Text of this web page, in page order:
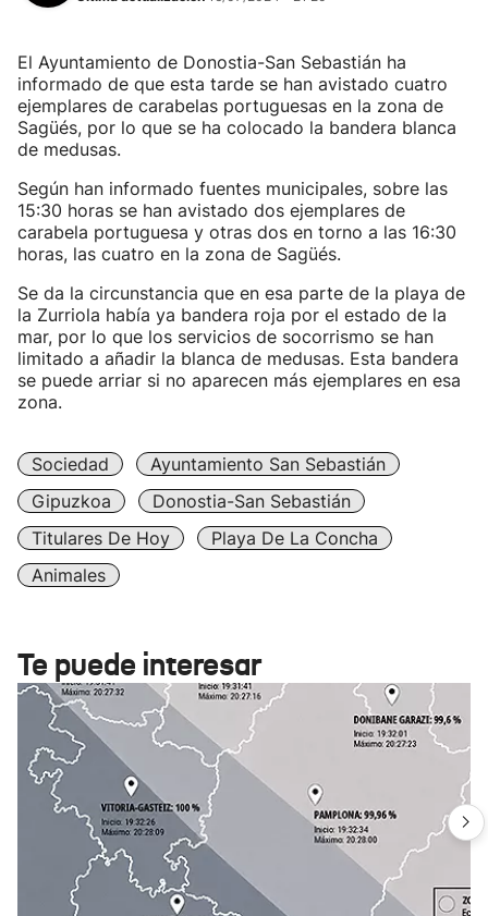
El Ayuntamiento de Donostia-San Sebastián ha
informado de que esta tarde se han avistado cuatro
ejemplares de carabelas portuguesas en la zona de
Sagüés, por lo que se ha colocado la bandera blanca
de medusas.
Según han informado fuentes municipales, sobre las
15:30 horas se han avistado dos ejemplares de
carabela portuguesa y otras dos en torno a las 16:30
horas, las cuatro en la zona de Sagüés.
Se da la circunstancia que en esa parte de la playa de
la Zurriola había ya bandera roja por el estado de la
mar, por lo que los servicios de socorrismo se han
limitado a añadir la blanca de medusas. Esta bandera
se puede arriar si no aparecen más ejemplares en esa
zona.
Sociedad
Ayuntamiento San Sebastián
Gipuzkoa
Donostia-San Sebastián
Titulares De Hoy
Playa De La Concha
Animales
Te puede interesar